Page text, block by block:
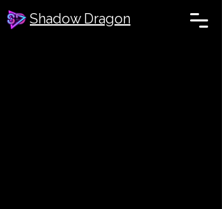
Shadow Dragon